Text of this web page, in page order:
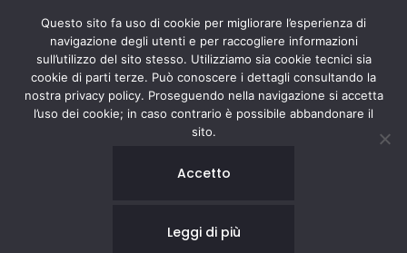
Questo sito fa uso di cookie per migliorare l’esperienza di
navigazione degli utenti e per raccogliere informazioni
sull’utilizzo del sito stesso. Utilizziamo sia cookie tecnici sia
cookie di parti terze. Può conoscere i dettagli consultando la
nostra privacy policy. Proseguendo nella navigazione si accetta
l’uso dei cookie; in caso contrario è possibile abbandonare il
sito.
Accetto
Leggi di più